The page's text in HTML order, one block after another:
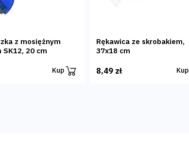
z mosiężnym
SK12, 20 cm
Kup
Rękawica ze skrobakiem,
37x18 cm
8,49 zł Kup